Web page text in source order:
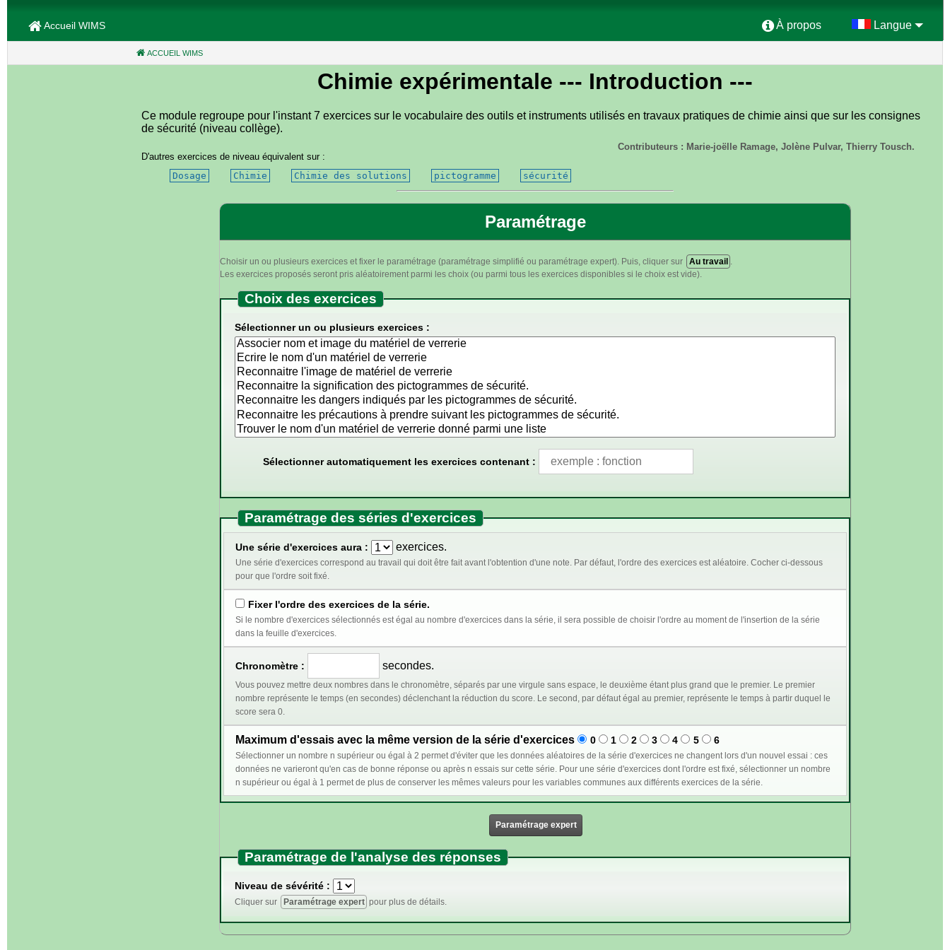
Accueil WIMS À propos Langue
ACCUEIL WIMS
Chimie expérimentale --- Introduction ---
Ce module regroupe pour l'instant 7 exercices sur le vocabulaire des outils et instruments utilisés en travaux pratiques de chimie ainsi que sur les consignes
de sécurité (niveau collège).
Contributeurs : Marie-joëlle Ramage, Jolène Pulvar, Thierry Tousch.
D'autres exercices de niveau équivalent sur :
Dosage
Chimie Chimie des solutions pictogramme sécurité
Paramétrage
Choisir un ou plusieurs exercices et fixer le paramétrage (paramétrage simplifié ou paramétrage expert). Puis, cliquer sur Au travail
Les exercices proposés seront pris aléatoirement parmi les choix (ou parmi tous les exercices disponibles si le choix est vide).
Choix des exercices
Sélectionner un ou plusieurs exercices :
Sélectionner automatiquement les exercices contenant :
Paramétrage des séries d'exercices
Une série d'exercices aura : exercices.
Une série d'exercices correspond au travail qui doit être fait avant l'obtention d'une note. Par défaut, l'ordre des exercices est aléatoire. Cocher ci-dessous
pour que l'ordre soit fixé.
Fixer l'ordre des exercices de la série.
Si le nombre d'exercices sélectionnés est égal au nombre d'exercices dans la série, il sera possible de choisir l'ordre au moment de l'insertion de la série
dans la feuille d'exercices.
Chronomètre : secondes.
Vous pouvez mettre deux nombres dans le chronomètre, séparés par une virgule sans espace, le deuxième étant plus grand que le premier. Le premier
nombre représente le temps (en secondes) déclenchant la réduction du score. Le second, par défaut égal au premier, représente le temps à partir duquel le
score sera 0.
Maximum d'essais avec la même version de la série d'exercices 0 1 2 3 4 5 6
Sélectionner un nombre n supérieur ou égal à 2 permet d'éviter que les données aléatoires de la série d'exercices ne changent lors d'un nouvel essai : ces
données ne varieront qu'en cas de bonne réponse ou après n essais sur cette série. Pour une série d'exercices dont l'ordre est fixé, sélectionner un nombre
n supérieur ou égal à 1 permet de plus de conserver les mêmes valeurs pour les variables communes aux différents exercices de la série.
Paramétrage expert
Paramétrage de l'analyse des réponses
Niveau de sévérité :
Cliquer sur Paramétrage expert pour plus de détails.